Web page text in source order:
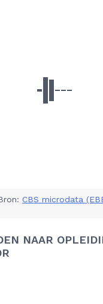
CBS microdata
NAAR